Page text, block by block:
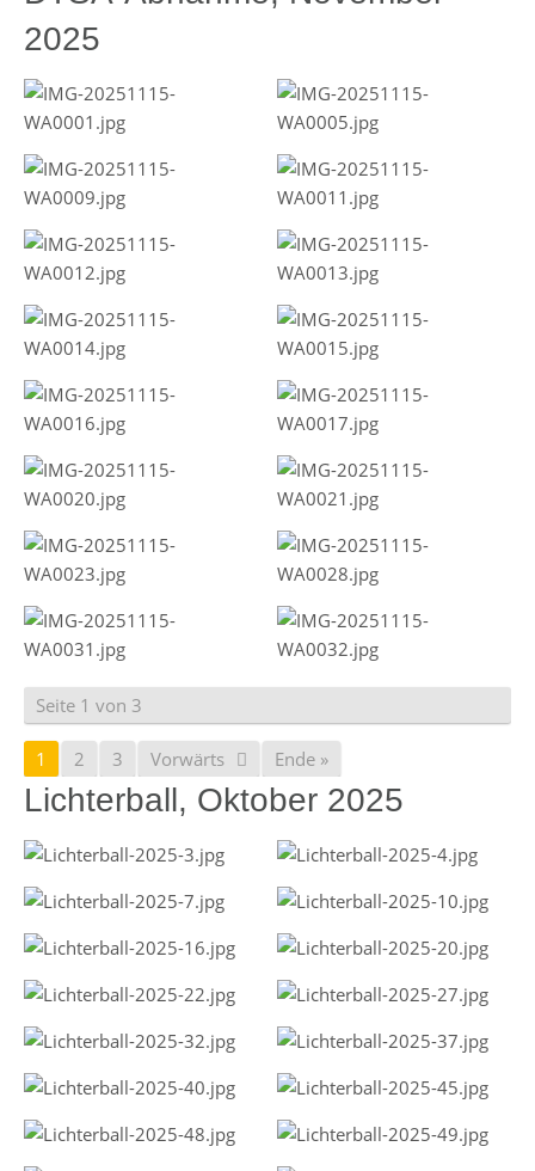
2025
Seite 1 von 3
1 2 3 Vorwärts Ende »
Lichterball, Oktober 2025